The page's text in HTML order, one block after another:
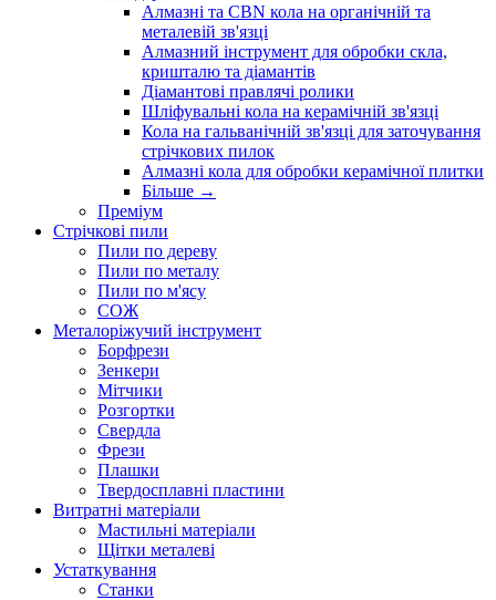
Алмазні та CBN кола на органічній та
металевій зв'язці
Алмазний інструмент для обробки скла,
кришталю та діамантів
Діамантові правлячі ролики
Шліфувальні кола на керамічній зв'язці
Кола на гальванічній зв'язці для заточування
стрічкових пилок
Алмазні кола для обробки керамічної плитки
Більше →
Преміум
Стрічкові пили
Пили по дереву
Пили по металу
Пили по м'ясу
СОЖ
Металоріжучий інструмент
Борфрези
Зенкери
Мітчики
Розгортки
Свердла
Фрези
Плашки
Твердосплавні пластини
Витратні матеріали
Мастильні матеріали
Щітки металеві
Устаткування
Станки